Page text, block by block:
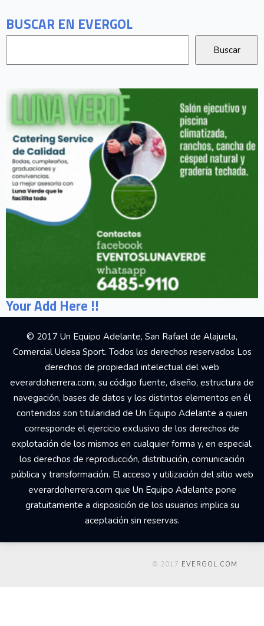
BUSCAR EN EVERGOL
Your Add Here !!
© 2017 Un Equipo Adelante, San Rafael de Alajuela,
Comercial Udesa Sport. Todos los derechos reservados Los
derechos de propiedad intelectual del web
everardoherrera.com, su código fuente, diseño, estructura de
navegación, bases de datos y los distintos elementos en él
contenidos son titularidad de Un Equipo Adelante a quien
corresponde el ejercicio exclusivo de los derechos de
explotación de los mismos en cualquier forma y, en especial,
los derechos de reproducción, distribución, comunicación
pública y transformación. El acceso y utilización del sitio web
everardoherrera.com que Un Equipo Adelante pone
gratuitamente a disposición de los usuarios implica su
aceptación sin reservas.
© 2017 EVERGOL.COM